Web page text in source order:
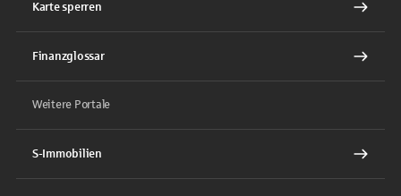
Karte sperren
Finanzglossar
Weitere Portale
S-Immobilien